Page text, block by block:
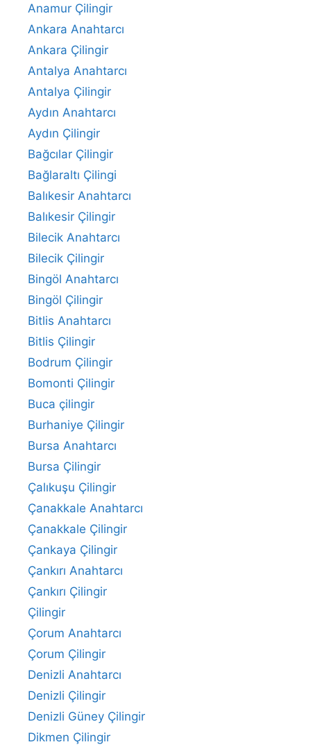
Anamur Çilingir
Ankara Anahtarcı
Ankara Çilingir
Antalya Anahtarcı
Antalya Çilingir
Aydın Anahtarcı
Aydın Çilingir
Bağcılar Çilingir
Bağlaraltı Çilingi
Balıkesir Anahtarcı
Balıkesir Çilingir
Bilecik Anahtarcı
Bilecik Çilingir
Bingöl Anahtarcı
Bingöl Çilingir
Bitlis Anahtarcı
Bitlis Çilingir
Bodrum Çilingir
Bomonti Çilingir
Buca çilingir
Burhaniye Çilingir
Bursa Anahtarcı
Bursa Çilingir
Çalıkuşu Çilingir
Çanakkale Anahtarcı
Çanakkale Çilingir
Çankaya Çilingir
Çankırı Anahtarcı
Çankırı Çilingir
Çilingir
Çorum Anahtarcı
Çorum Çilingir
Denizli Anahtarcı
Denizli Çilingir
Denizli Güney Çilingir
Dikmen Çilingir